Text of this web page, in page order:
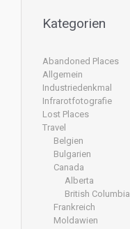
Kategorien
Abandoned Places
Allgemein
Industriedenkmal
Infrarotfotografie
Lost Places
Travel
Belgien
Bulgarien
Canada
Alberta
British Columbia
Frankreich
Moldawien